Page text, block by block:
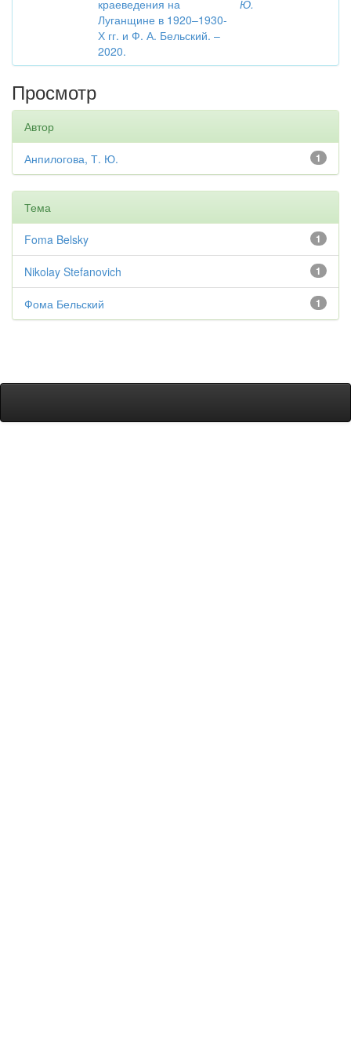
краеведения на
Луганщине в 1920–1930-
Х гг. и Ф. А. Бельский. –
2020.
Ю.
Просмотр
Автор
1
Анпилогова, Т. Ю.
Тема
1
Foma Belsky
1
Nikolay Stefanovich
1
Фома Бельский